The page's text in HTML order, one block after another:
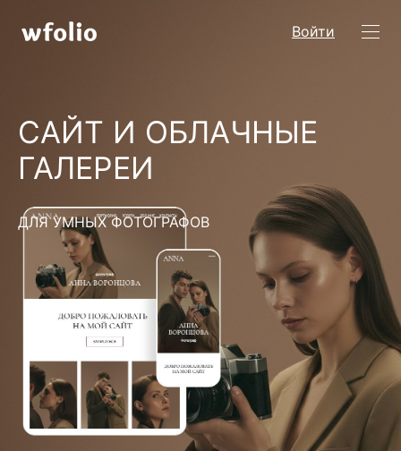
Войти
САЙТ И ОБЛАЧНЫЕ
ГАЛЕРЕИ
ДЛЯ УМНЫХ ФОТОГРАФОВ